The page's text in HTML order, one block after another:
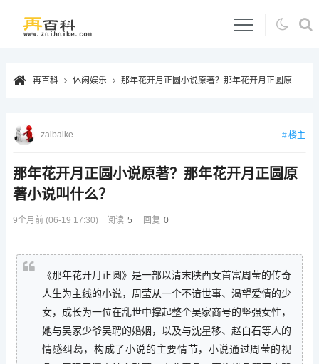
再百科 休闲娱乐 那年花开月正圆小说原著？那年花开月正圆原著小说叫什么？
那年花开月正圆小说原著？那年花开月正圆原
著小说叫什么？
9个月前 (06-19 17:30) 阅读 5 回复 0
zaibaike 楼主
《那年花开月正圆》是一部以清末陕西女首富周莹的传奇
人生为主线的小说，周莹从一个不谙世事、渴望爱情的少
女，成长为一位在乱世中撑起整个吴家商号的坚强女性，
她与吴家少爷吴聘的婚姻，以及与沈星移、赵白石等人的
情感纠葛，构成了小说的主要情节，小说通过周莹的视